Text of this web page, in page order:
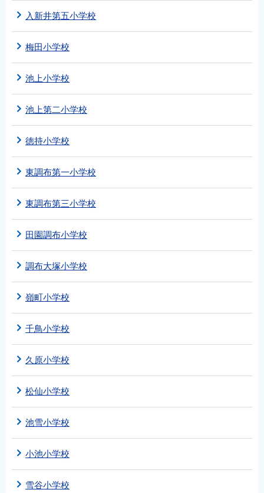
入新井第五小学校
梅田小学校
池上小学校
池上第二小学校
徳持小学校
東調布第一小学校
東調布第三小学校
田園調布小学校
調布大塚小学校
嶺町小学校
千鳥小学校
久原小学校
松仙小学校
池雪小学校
小池小学校
雪谷小学校